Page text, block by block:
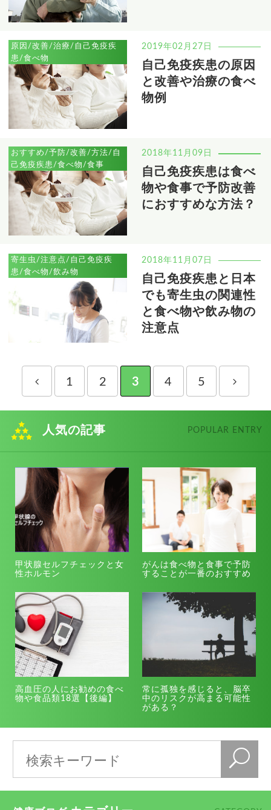
原因/改善/治療/自己免疫疾
患/食べ物
2019年02月27日
自己免疫疾患の原因
と改善や治療の食べ
物例
おすすめ/予防/改善/方法/自
己免疫疾患/食べ物/食事
2018年11月09日
自己免疫疾患は食べ
物や食事で予防改善
におすすめな方法？
寄生虫/注意点/自己免疫疾
患/食べ物/飲み物
2018年11月07日
自己免疫疾患と日本
でも寄生虫の関連性
と食べ物や飲み物の
注意点
1 2 3 4 5
人気の記事 POPULAR ENTRY
甲状腺セルフチェックと女
性ホルモン
がんは食べ物と食事で予防
することが一番のおすすめ
高血圧の人にお勧めの食べ
物や食品類18選【後編】
常に孤独を感じると、脳卒
中のリスクが高まる可能性
がある？